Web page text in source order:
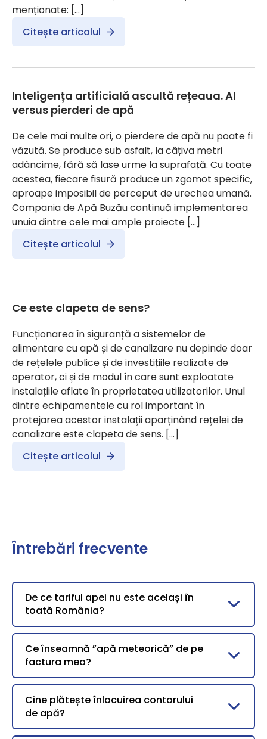
menționate: […]
Citește articolul
Inteligența artificială ascultă rețeaua. AI
versus pierderi de apă
De cele mai multe ori, o pierdere de apă nu poate fi
văzută. Se produce sub asfalt, la câțiva metri
adâncime, fără să lase urme la suprafață. Cu toate
acestea, fiecare fisură produce un zgomot specific,
aproape imposibil de perceput de urechea umană.
Compania de Apă Buzău continuă implementarea
unuia dintre cele mai ample proiecte […]
Citește articolul
Ce este clapeta de sens?
Funcționarea în siguranță a sistemelor de
alimentare cu apă și de canalizare nu depinde doar
de rețelele publice și de investițiile realizate de
operator, ci și de modul în care sunt exploatate
instalațiile aflate în proprietatea utilizatorilor. Unul
dintre echipamentele cu rol important în
protejarea acestor instalații aparținând rețelei de
canalizare este clapeta de sens. […]
Citește articolul
Întrebări frecvente
De ce tariful apei nu este același în
toată România?
Ce înseamnă ”apă meteorică” de pe
factura mea?
Cine plătește înlocuirea contorului
de apă?